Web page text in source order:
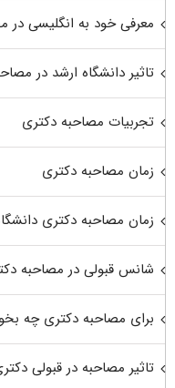
معرفی خود به انگلیسی در
تاثیر دانشگاه ارشد در
تجربیات مصاحبه دکتری
زمان مصاحبه دکتری
زمان مصاحبه دکتری
شانس قبولی در مصاحبه
برای مصاحبه دکتری چه
تاثیر مصاحبه در قبولی